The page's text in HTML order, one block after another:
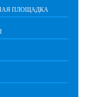
ПЛОЩАДКА